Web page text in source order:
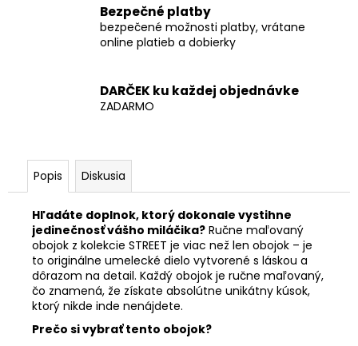
Bezpečné platby
bezpečené možnosti platby, vrátane
online platieb a dobierky
DARČEK ku každej objednávke
ZADARMO
Popis Diskusia
Hľadáte doplnok, ktorý dokonale vystihne
jedinečnosť vášho miláčika? Ručne maľovaný
obojok z kolekcie STREET je viac než len obojok – je
to originálne umelecké dielo vytvorené s láskou a
dôrazom na detail. Každý obojok je ručne maľovaný,
čo znamená, že získate absolútne unikátny kúsok,
ktorý nikde inde nenájdete.
Prečo si vybrať tento obojok?